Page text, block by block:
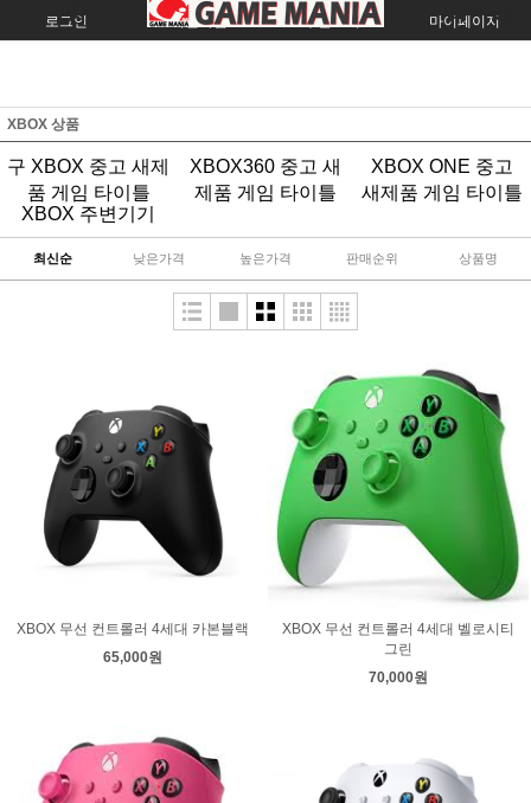
로그인 회원가입 주문조회 마이페이지
XBOX 상품
구 XBOX 중고 새제
품 게임 타이틀
XBOX360 중고 새
제품 게임 타이틀
XBOX ONE 중고
새제품 게임 타이틀
XBOX 주변기기
최신순 낮은가격 높은가격 판매순위 상품명
XBOX 무선 컨트롤러 4세대 카본블랙
65,000원
XBOX 무선 컨트롤러 4세대 벨로시티
그린
70,000원